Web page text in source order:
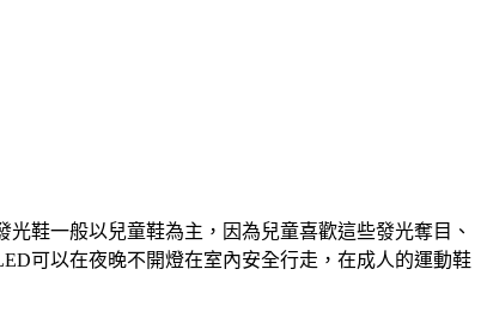
鞋一般以兒童鞋為主，因為兒童喜歡這些發光奪目、
可以在夜晚不開燈在室內安全行走，在成人的運動鞋